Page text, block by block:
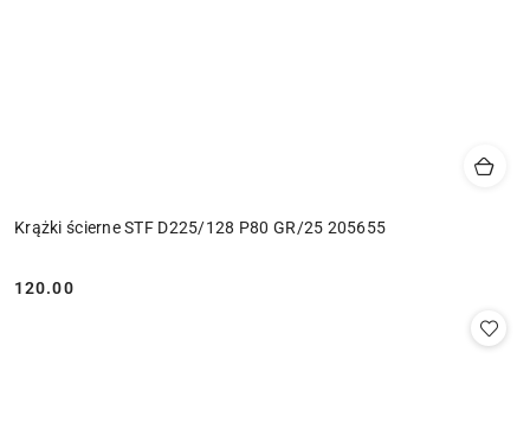
Krążki ścierne STF D225/128 P80 GR/25 205655
Cena:
120.00